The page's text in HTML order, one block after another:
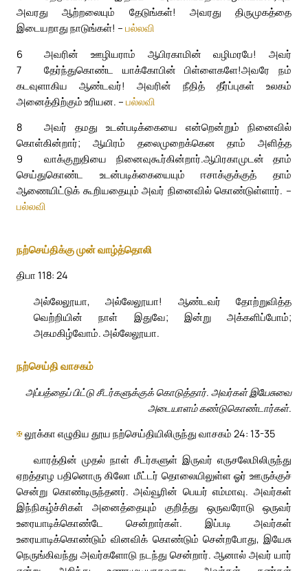
அவரது ஆற்றலையும் தேடுங்கள்! அவரது திருமுகத்தை
இடையறாது நாடுங்கள்! – பல்லவி
6
அவரின் ஊழியராம் ஆபிரகாமின் வழிமரபே! அவர்
தேர்ந்துகொண்ட யாக்கோபின் பிள்ளைகளே!
7
அவரே நம்
கடவுளாகிய ஆண்டவர்! அவரின் நீதித் தீர்ப்புகள் உலகம்
அனைத்திற்கும் உரியன. – பல்லவி
8
அவர் தமது உடன்படிக்கையை என்றென்றும் நினைவில்
கொள்கின்றார்; ஆயிரம் தலைமுறைக்கென தாம் அளித்த
வாக்குறுதியை நினைவுகூர்கின்றார்.
9
ஆபிரகாமுடன் தாம்
செய்துகொண்ட உடன்படிக்கையையும் ஈசாக்குக்குத் தாம்
ஆணையிட்டுக் கூறியதையும் அவர் நினைவில் கொண்டுள்ளார். –
பல்லவி
நற்செய்திக்கு முன் வாழ்த்தொலி
திபா 118: 24
அல்லேலூயா, அல்லேலூயா! ஆண்டவர் தோற்றுவித்த
வெற்றியின் நாள் இதுவே; இன்று அக்களிப்போம்;
அகமகிழ்வோம். அல்லேலூயா.
நற்செய்தி வாசகம்
அப்பத்தைப் பிட்டு சீடர்களுக்குக் கொடுத்தார். அவர்கள் இயேசுவை
அடையாளம் கண்டுகொண்டார்கள்.
✠லூக்கா எழுதிய தூய நற்செய்தியிலிருந்து வாசகம் 24: 13-35
வாரத்தின் முதல் நாள் சீடர்களுள் இருவர் எருசலேமிலிருந்து
ஏறத்தாழ பதினொரு கிலோ மீட்டர் தொலையிலுள்ள ஓர் ஊருக்குச்
சென்று கொண்டிருந்தனர். அவ்வூரின் பெயர் எம்மாவு. அவர்கள்
இந்நிகழ்ச்சிகள் அனைத்தையும் குறித்து ஒருவரோடு ஒருவர்
உரையாடிக்கொண்டே சென்றார்கள். இப்படி அவர்கள்
உரையாடிக்கொண்டும் வினவிக் கொண்டும் சென்றபோது, இயேசு
நெருங்கிவந்து அவர்களோடு நடந்து சென்றார். ஆனால் அவர் யார்